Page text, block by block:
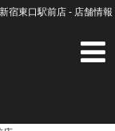
宿東口駅前店 - 店舗情報